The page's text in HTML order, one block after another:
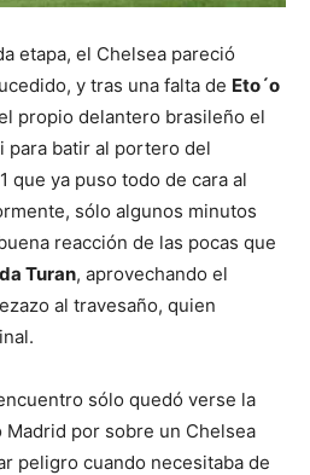
etapa, el Chelsea pareció
y tras una falta de Eto´o
propio delantero brasileño el
para batir al portero del
que ya puso todo de cara al
sólo algunos minutos
reacción de las pocas que
Turan, aprovechando el
al travesaño, quien
sólo quedó verse la
por sobre un Chelsea
peligro cuando necesitaba de